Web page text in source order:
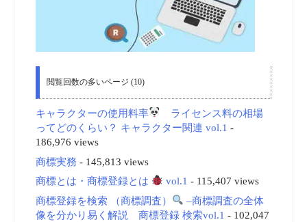
閲覧回数の多いページ (10)
キャラクターの使用料率
ライセンス料の相場
ってどのくらい？ キャラクター関連 vol.1 -
186,976 views
商標実務 - 145,813 views
商標とは・商標登録とは
vol.1 - 115,407 views
商標登録を検索 （商標調査）
–商標調査の全体
像を分かり易く解説 商標登録 検索vol.1 - 102,047